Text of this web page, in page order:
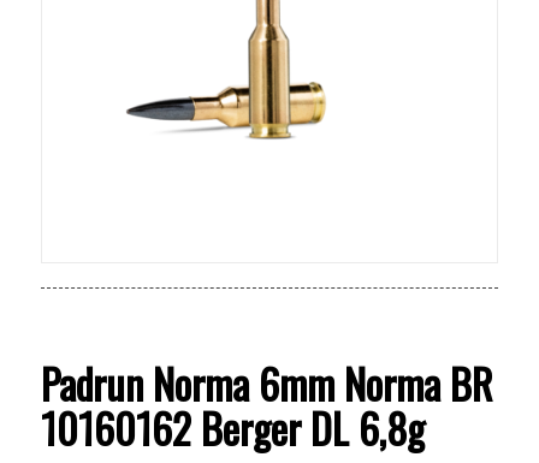
Padrun Norma 6mm Norma BR
10160162 Berger DL 6,8g